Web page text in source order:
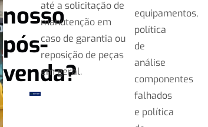
nosso
pós-
venda?
até a solicitação de
manutenção em
caso de garantia ou
reposição de peças
em geral.
equipamentos,
política
de
análise
componentes
falhados
e política